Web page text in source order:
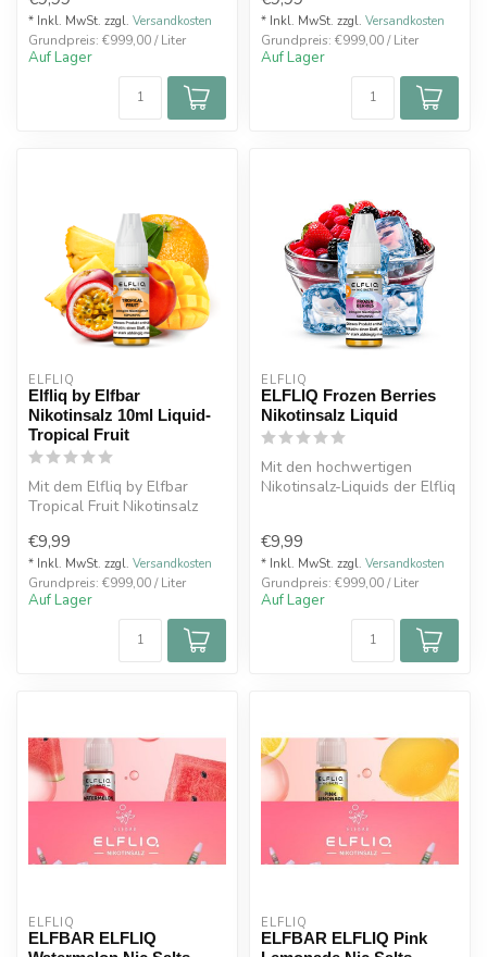
* Inkl. MwSt. zzgl. Versandkosten
Grundpreis: €999,00 / Liter
Auf Lager
einem s...
* Inkl. MwSt. zzgl. Versandkosten
Grundpreis: €999,00 / Liter
Auf Lager
ELFLIQ
Elfliq by Elfbar
Nikotinsalz 10ml Liquid-
Tropical Fruit
Mit dem Elfliq by Elfbar
Tropical Fruit Nikotinsalz
Ge...
€9,99
* Inkl. MwSt. zzgl. Versandkosten
Grundpreis: €999,00 / Liter
Auf Lager
ELFLIQ
ELFLIQ Frozen Berries
Nikotinsalz Liquid
Mit den hochwertigen
Nikotinsalz-Liquids der Elfliq
€9,99
* Inkl. MwSt. zzgl. Versandkosten
Grundpreis: €999,00 / Liter
Auf Lager
ELFLIQ
ELFBAR ELFLIQ
ELFLIQ
ELFBAR ELFLIQ Pink